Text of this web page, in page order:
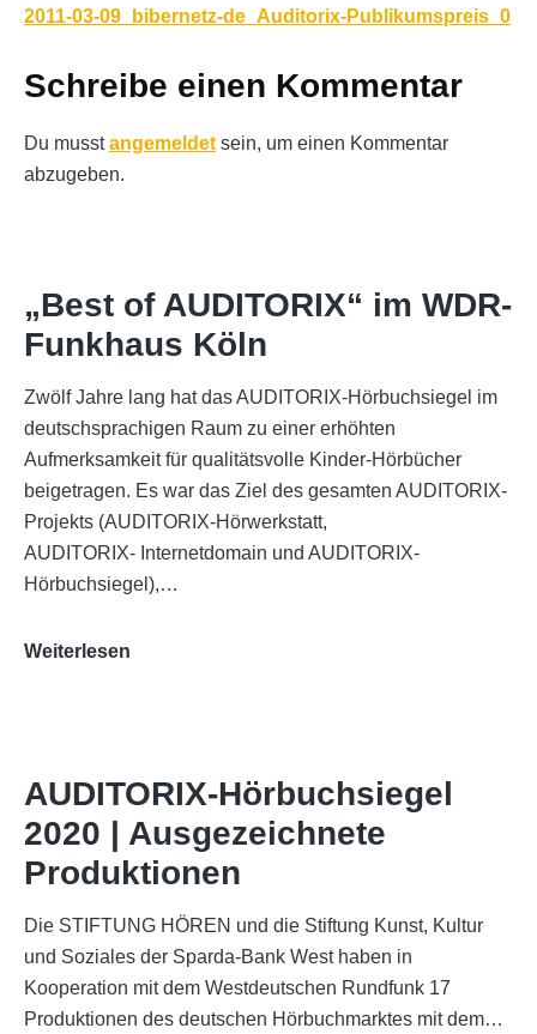
2011-03-09_bibernetz-de_Auditorix-Publikumspreis_0
Schreibe einen Kommentar
Du musstangemeldet sein, um einen Kommentar
abzugeben.
„Best of AUDITORIX“ im WDR-
Funkhaus Köln
Zwölf Jahre lang hat das AUDITORIX-Hörbuchsiegel im
deutschsprachigen Raum zu einer erhöhten
Aufmerksamkeit für qualitätsvolle Kinder-Hörbücher
beigetragen. Es war das Ziel des gesamten AUDITORIX-
Projekts (AUDITORIX-Hörwerkstatt,
AUDITORIX- Internetdomain und AUDITORIX-
Hörbuchsiegel),…
Weiterlesen
Funkhaus
Köln
AUDITORIX-Hörbuchsiegel
2020 | Ausgezeichnete
Produktionen
Die STIFTUNG HÖREN und die Stiftung Kunst, Kultur
und Soziales der Sparda-Bank West haben in
Kooperation mit dem Westdeutschen Rundfunk 17
Produktionen des deutschen Hörbuchmarktes mit dem…